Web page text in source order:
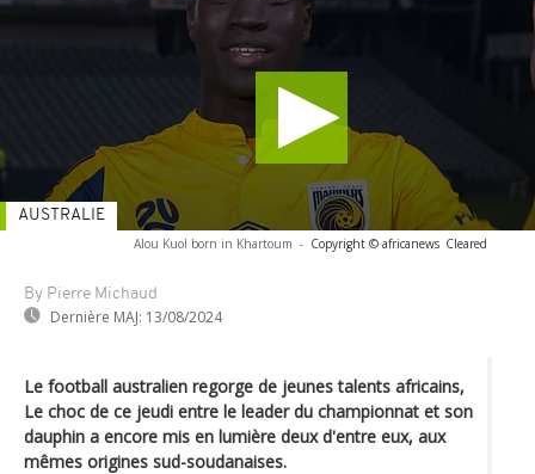
Alou Kuol born in Khartoum - Copyright © africanews Cleared
By Pierre Michaud
Dernière MAJ: 13/08/2024
AUSTRALIE
Le football australien regorge de jeunes talents africains,
Le choc de ce jeudi entre le leader du championnat et son
dauphin a encore mis en lumière deux d'entre eux, aux
mêmes origines sud-soudanaises.